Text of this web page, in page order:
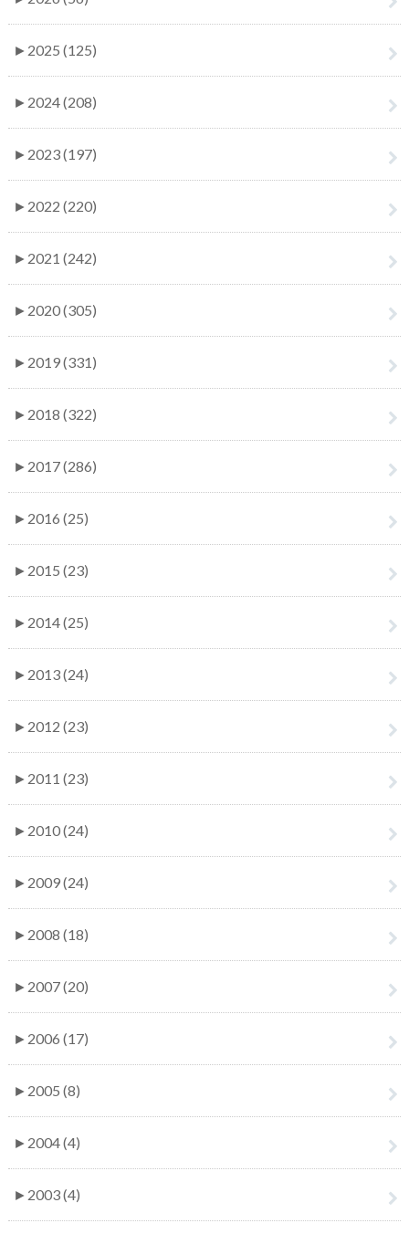
► 2025 (125)
► 2024 (208)
► 2023 (197)
► 2022 (220)
► 2021 (242)
► 2020 (305)
► 2019 (331)
► 2018 (322)
► 2017 (286)
► 2016 (25)
► 2015 (23)
► 2014 (25)
► 2013 (24)
► 2012 (23)
► 2011 (23)
► 2010 (24)
► 2009 (24)
► 2008 (18)
► 2007 (20)
► 2006 (17)
► 2005 (8)
► 2004 (4)
► 2003 (4)